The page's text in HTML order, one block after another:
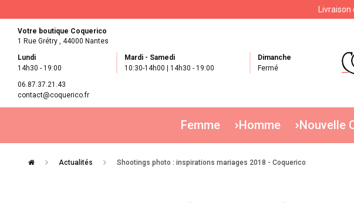
Votre boutique Coquerico
1 Rue Grétry , 44000 Nantes
Lundi
14h30 - 19:00
Mardi - Samedi
10:30-14h00 | 14h30 - 19:00
Dimanche
Fermé
06.87.37.21.43
contact@coquerico.fr
Femme Homme Nouvelle
Actualités Shootings photo : inspirations mariages 2018 - Coquerico